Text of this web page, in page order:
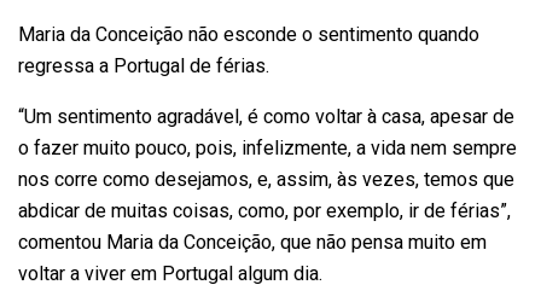
Maria da Conceição não esconde o sentimento quando
regressa a Portugal de férias.
“Um sentimento agradável, é como voltar à casa, apesar de
o fazer muito pouco, pois, infelizmente, a vida nem sempre
nos corre como desejamos, e, assim, às vezes, temos que
abdicar de muitas coisas, como, por exemplo, ir de férias”,
comentou Maria da Conceição, que não pensa muito em
voltar a viver em Portugal algum dia.